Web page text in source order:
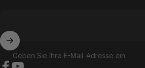
Geben Sie Ihre E-Mail-Adresse ein